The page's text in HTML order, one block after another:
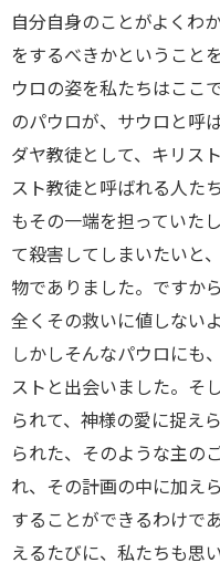
自分自身のことがよくわ
をするべきかということ
ウロの姿を私たちはここ
のパウロが、サウロと呼
ダヤ教徒として、キリス
スト教徒と呼ばれる人た
もその一端を担っていた
て殺害してしまいたいと
物でありました。ですか
全くその救いに値しない
しかしそんなパウロにも
ストと出会いました。そ
られて、神様の愛に捉え
られた、そのような主の
れ、その計画の中に加え
することができるわけで
えるたびに、私たちも思